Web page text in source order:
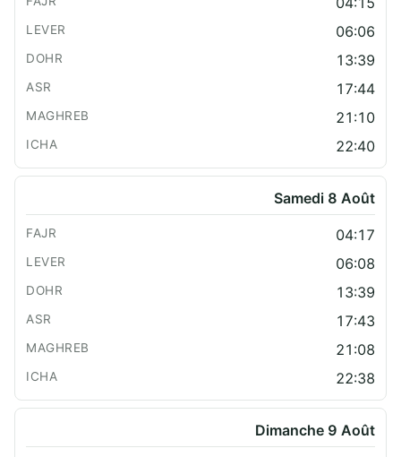
06:06
13:39
17:44
21:10
22:40
Samedi 8 Août
04:17
06:08
13:39
17:43
21:08
22:38
Dimanche 9 Août